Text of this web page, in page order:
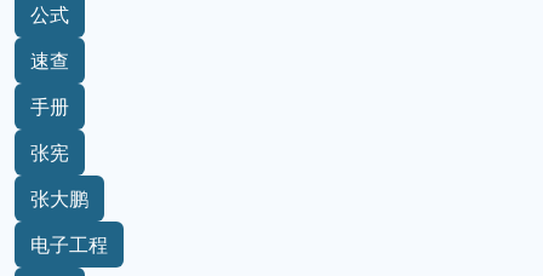
公式
速查
手册
张宪
张大鹏
电子工程